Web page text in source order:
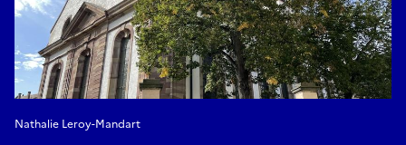
Nathalie Leroy-Mandart